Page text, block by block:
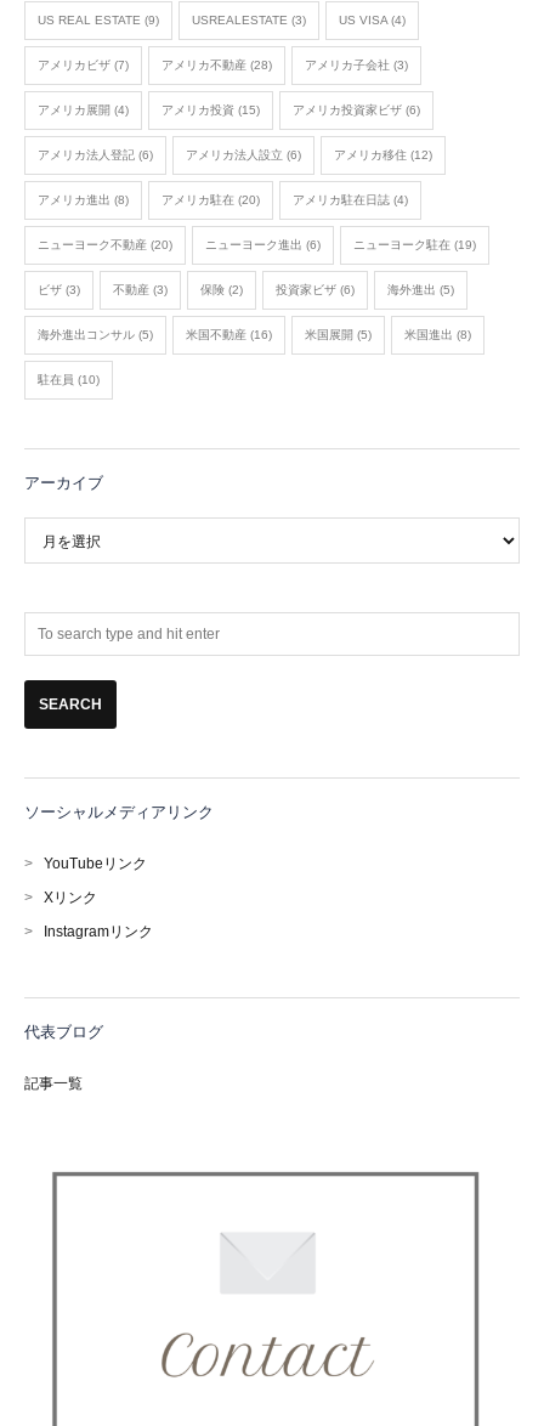
US REAL ESTATE (9) USREALESTATE (3) US VISA (4)
アメリカビザ (7) アメリカ不動産 (28) アメリカ子会社 (3)
アメリカ展開 (4) アメリカ投資 (15) アメリカ投資家ビザ (6)
アメリカ法人登記 (6) アメリカ法人設立 (6) アメリカ移住 (12)
アメリカ進出 (8) アメリカ駐在 (20) アメリカ駐在日誌 (4)
ニューヨーク不動産 (20) ニューヨーク進出 (6) ニューヨーク駐在 (19)
ビザ (3) 不動産 (3) 保険 (2) 投資家ビザ (6) 海外進出 (5)
海外進出コンサル (5) 米国不動産 (16) 米国展開 (5) 米国進出 (8)
駐在員 (10)
アーカイブ
ー
ソーシャルメディアリンク
> YouTubeリンク
> Xリンク
> Instagramリンク
代表ブログ
記事一覧